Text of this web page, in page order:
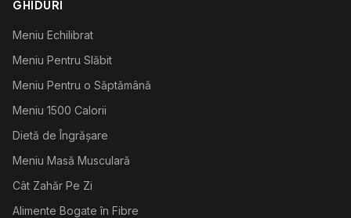
GHIDURI
Meniu Echilibrat
Meniu Pentru Slăbit
Meniu Pentru o Săptămână
Meniu 1500 Calorii
Dietă de Îngrășare
Meniu Masă Musculară
Cât Zahăr Pe Zi
Alimente Bogate în Fibre